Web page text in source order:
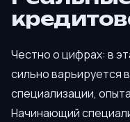
Честно о цифрах: в
сильно варьируется
специализации,
Начинающий